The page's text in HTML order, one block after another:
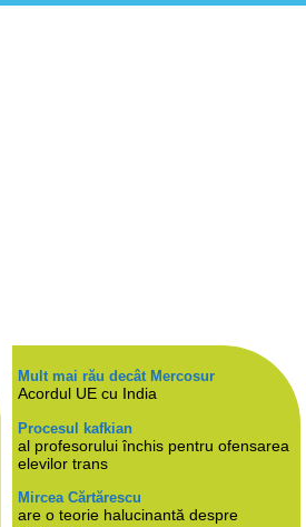
Mult mai rău decât Mercosur
Acordul UE cu India
Procesul kafkian
al profesorului închis pentru ofensarea
elevilor trans
Mircea Cărtărescu
are o teorie halucinantă despre